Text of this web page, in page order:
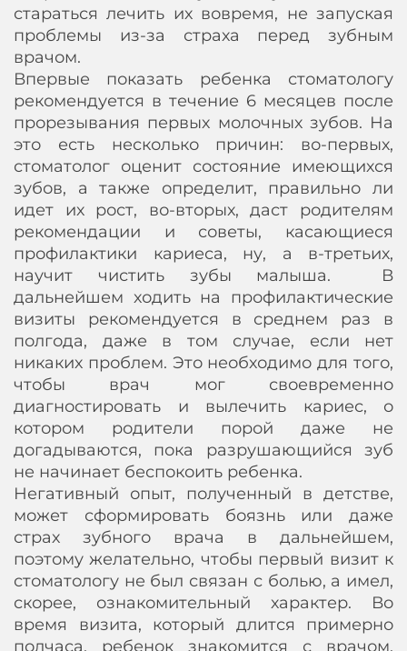
стараться лечить их вовремя, не запуская
проблемы из-за страха перед зубным
врачом.
Впервые показать ребенка стоматологу
рекомендуется в течение 6 месяцев после
прорезывания первых молочных зубов. На
это есть несколько причин: во-первых,
стоматолог оценит состояние имеющихся
зубов, а также определит, правильно ли
идет их рост, во-вторых, даст родителям
рекомендации и советы, касающиеся
профилактики кариеса, ну, а в-третьих,
научит чистить зубы малыша. В
дальнейшем ходить на профилактические
визиты рекомендуется в среднем раз в
полгода, даже в том случае, если нет
никаких проблем. Это необходимо для того,
чтобы врач мог своевременно
диагностировать и вылечить кариес, о
котором родители порой даже не
догадываются, пока разрушающийся зуб
не начинает беспокоить ребенка.
Негативный опыт, полученный в детстве,
может сформировать боязнь или даже
страх зубного врача в дальнейшем,
поэтому желательно, чтобы первый визит к
стоматологу не был связан с болью, а имел,
скорее, ознакомительный характер. Во
время визита, который длится примерно
полчаса, ребенок знакомится с врачом,